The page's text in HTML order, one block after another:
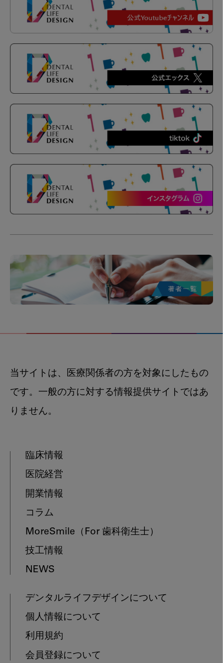
当サイトは、医療関係者の方を対象にしたもの
です。一般の方に対する情報提供サイトではあ
りません。
臨床情報
医院経営
開業情報
コラム
MoreSmile （For 歯科衛生士）
技工情報
NEWS
デンタルライフデザインについて
個人情報について
利用規約
会員登録について